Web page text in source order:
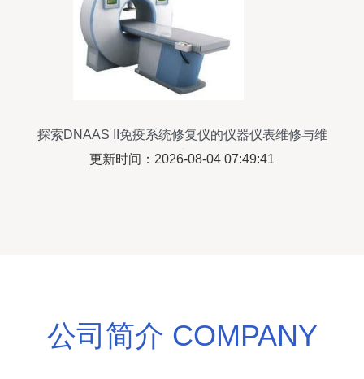
探索DNAAS II免疫系统修复仪的仪器仪表维修与维
护
更新时间：2026-08-04 07:49:41
公司简介 COMPANY